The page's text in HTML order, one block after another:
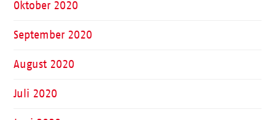
Oktober 2020
September 2020
August 2020
Juli 2020